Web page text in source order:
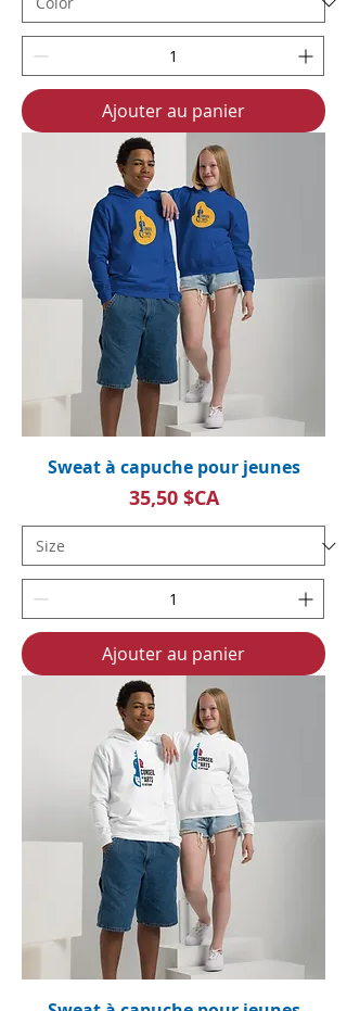
Ajouter au panier
Sweat à capuche pour jeunes
Prix
35,50 $CA
Ajouter au panier